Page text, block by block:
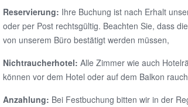
Reservierung: Ihre Buchung ist nach Erhalt
oder per Post rechtsgültig. Beachten Sie, dass
von unserem Büro bestätigt werden müssen,
Nichtraucherhotel: Alle Zimmer wie auch
können vor dem Hotel oder auf dem Balkon
Anzahlung: Bei Festbuchung bitten wir in der